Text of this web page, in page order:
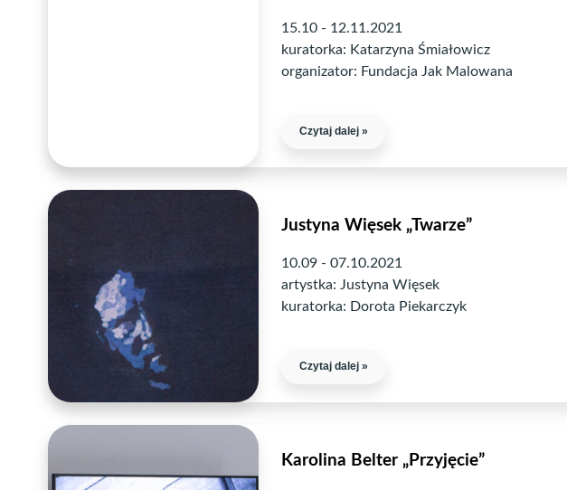
15.10 - 12.11.2021
kuratorka: Katarzyna Śmiałowicz
organizator: Fundacja Jak Malowana
Czytaj dalej »
Justyna Więsek „Twarze”
10.09 - 07.10.2021
artystka: Justyna Więsek
kuratorka: Dorota Piekarczyk
Czytaj dalej »
Karolina Belter „Przyjęcie”